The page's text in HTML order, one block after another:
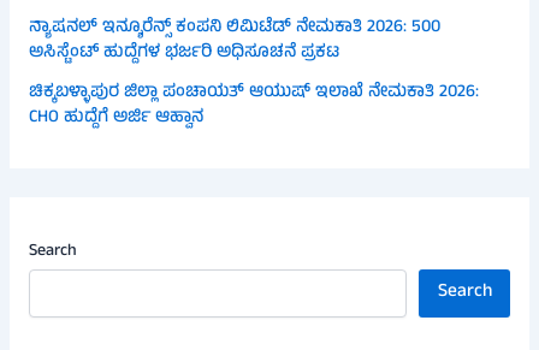
ನ್ಯಾಷನಲ್ ಇನ್ಶೂರೆನ್ಸ್ ಕಂಪನಿ ಲಿಮಿಟೆಡ್ ನೇಮಕಾತಿ 2026: 500
ಅಸಿಸ್ಟೆಂಟ್ ಹುದ್ದೆಗಳ ಭರ್ಜರಿ ಅಧಿಸೂಚನೆ ಪ್ರಕಟ
ಚಿಕ್ಕಬಳ್ಳಾಪುರ ಜಿಲ್ಲಾ ಪಂಚಾಯತ್ ಆಯುಷ್ ಇಲಾಖೆ ನೇಮಕಾತಿ 2026:
CHO ಹುದ್ದೆಗೆ ಅರ್ಜಿ ಆಹ್ವಾನ
Search
Search